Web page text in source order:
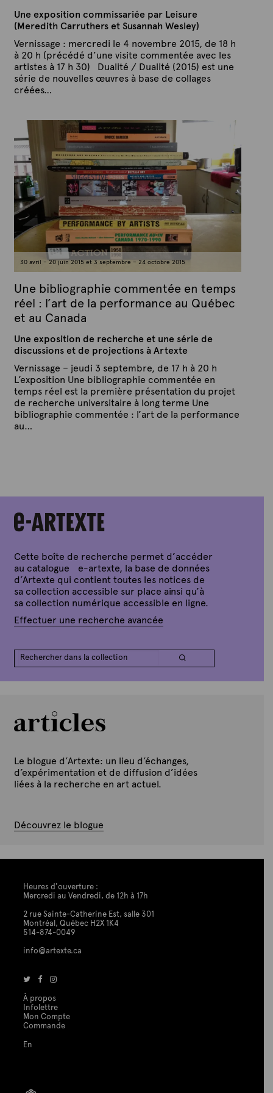
Une exposition commissariée par Leisure
(Meredith Carruthers et Susannah Wesley)
Vernissage : mercredi le 4 novembre 2015, de 18 h
à 20 h (précédé d’une visite commentée avec les
artistes à 17 h 30) Dualité / Dualité (2015) est une
série de nouvelles œuvres à base de collages
créées…
l
i
é
l
e
4
o
v
b
0
1
5
A
r
t
e
x
t
e
30 avril – 20 juin 2015 et 3 septembre – 24 octobre 2015
Une bibliographie commentée en temps
réel : l’art de la performance au Québec
et au Canada
Une exposition de recherche et une série de
discussions et de projections à Artexte
Vernissage – jeudi 3 septembre, de 17 h à 20 h
L’exposition Une bibliographie commentée en
temps réel est la première présentation du projet
de recherche universitaire à long terme Une
bibliographie commentée : l’art de la performance
au…
l
3
0
r
l
2
0
1
5
e
x
e
Cette boîte de recherche permet d’accéder
au catalogue e-artexte, la base de données
d’Artexte qui contient toutes les notices de
sa collection accessible sur place ainsi qu’à
sa collection numérique accessible en ligne.
Effectuer une recherche avancée
Le blogue d’Artexte: un lieu d’échanges,
d’expérimentation et de diffusion d’idées
liées à la recherche en art actuel.
Découvrez le blogue
Heures d'ouverture :
Mercredi au Vendredi, de 12h à 17h
2 rue Sainte-Catherine Est, salle 301
Montréal, Québec H2X 1K4
514-874-0049
info@artexte.ca
À propos
Infolettre
Mon Compte
Commande
En